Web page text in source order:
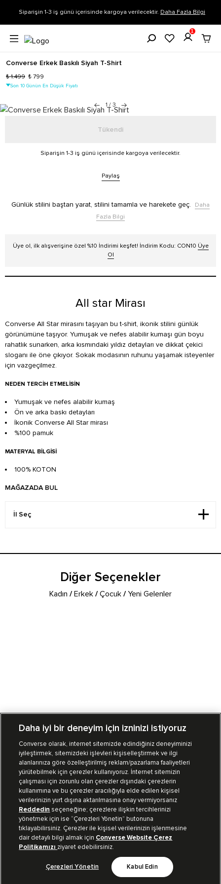
Siparişin 1-3 iş günü içerisinde kargoya verilecektir. Daha Fazla Bilgi
1
Converse Erkek Baskılı Siyah T-Shirt
₺ 1.499 ₺ 799
Son 10 Günün En Düşük Fiyatı
1 / 3
Tükendi
Siparişin 1-3 iş günü içerisinde kargoya verilecektir.
Paylaş
Günlük stilini baştan yarat, stilini tamamla ve harekete geç.
Daha
Fazla Bilgi
Üye ol, ilk alışverişine özel %10 İndirimi keşfet! İndirim Kodu: CON10 Üye
Ol
All star Mirası
Converse All Star mirasını taşıyan bu t-shirt, ikonik stilini günlük
görünümüne taşıyor. Yumuşak ve nefes alabilir kumaşı gün boyu
rahatlık sunarken, arka kısmındaki yıldız detayları ve dikkat çekici
sloganı ile öne çıkıyor. Sokak modasının ruhunu yaşamak isteyenler
için vazgeçilmez.
NEDEN TERCIH ETMELISIN
Yumuşak ve nefes alabilir kumaş
Ön ve arka baskı detayları
İkonik Converse All Star mirası
%100 pamuk
MATERYAL BILGISI
100% KOTON
MAĞAZADA BUL
Diğer Seçenekler
Kadın /Erkek /Çocuk /Yeni Gelenler
Mağazalarımız Sipariş Takibi
Müşteri İlişkileri
Koleksiyon
Kurumsal
Bizi Takip Et
Daha iyi bir deneyim için izninizi istiyoruz
Converse olarak, internet sitemizde edindiğiniz deneyiminizi
iyileştirmek, sitemizdeki işlevleri kişiselleştirmek ve ilgi
alanlarınıza göre özelleştirilmiş reklam/pazarlama faaliyetleri
yürütebilmek için çerezler kullanıyoruz. İnternet sitemizin
çalışması için zorunlu olan çerezler dışındaki çerezlerin
kullanımına ve bu çerezler aracılığıyla elde edilen kişisel
verilerinizin yurt dışına aktarılmasına onay vermiyorsanız
Reddedin seçeneğine; çerezlere ilişkin tercihlerinizi
yönetmek için ise “Çerezleri Yönetin” butonuna
tıklayabilirsiniz. Çerezler ile kişisel verilerinizin işlenmesine
dair detaylı bilgi almak için Converse Website Çerez
Politikamızı ziyaret edebilirsiniz.
Çerezleri Yönetin Kabul Edin